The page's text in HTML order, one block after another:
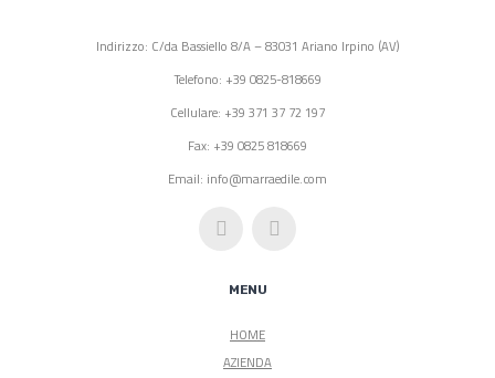
Indirizzo: C/da Bassiello 8/A – 83031 Ariano Irpino (AV)
Telefono: +39 0825-818669
Cellulare: +39 371 37 72 197
Fax: +39 0825 818669
Email: info@marraedile.com
MENU
HOME
AZIENDA